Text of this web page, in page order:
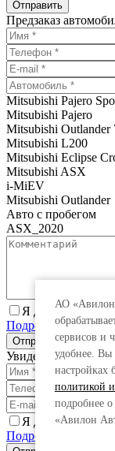
АО «Авилон
сервисов и
удобнее. Вы
настройках
политикой
подробнее о
«Авилон
Предзаказ
Mitsubishi Pajero
Mitsubishi Pajero
Mitsubishi Outlander
Mitsubishi L200
Mitsubishi Eclipse
Mitsubishi ASX
i-MiEV
Mitsubishi Outlander
Авто с пробегом
ASX_2020
Я даю согласие
Подробнее
Увидеть
Я даю согласие
Подробнее